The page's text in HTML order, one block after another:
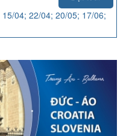
15/04; 22/04; 20/05; 17/06;